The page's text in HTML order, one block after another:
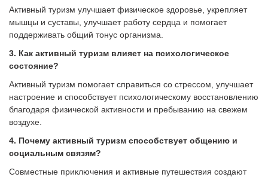
Активный туризм улучшает физическое здоровье, укрепляет
мышцы и суставы, улучшает работу сердца и помогает
поддерживать общий тонус организма.
3. Как активный туризм влияет на психологическое
состояние?
Активный туризм помогает справиться со стрессом, улучшает
настроение и способствует психологическому восстановлению
благодаря физической активности и пребыванию на свежем
воздухе.
4. Почему активный туризм способствует общению и
социальным связям?
Совместные приключения и активные путешествия создают